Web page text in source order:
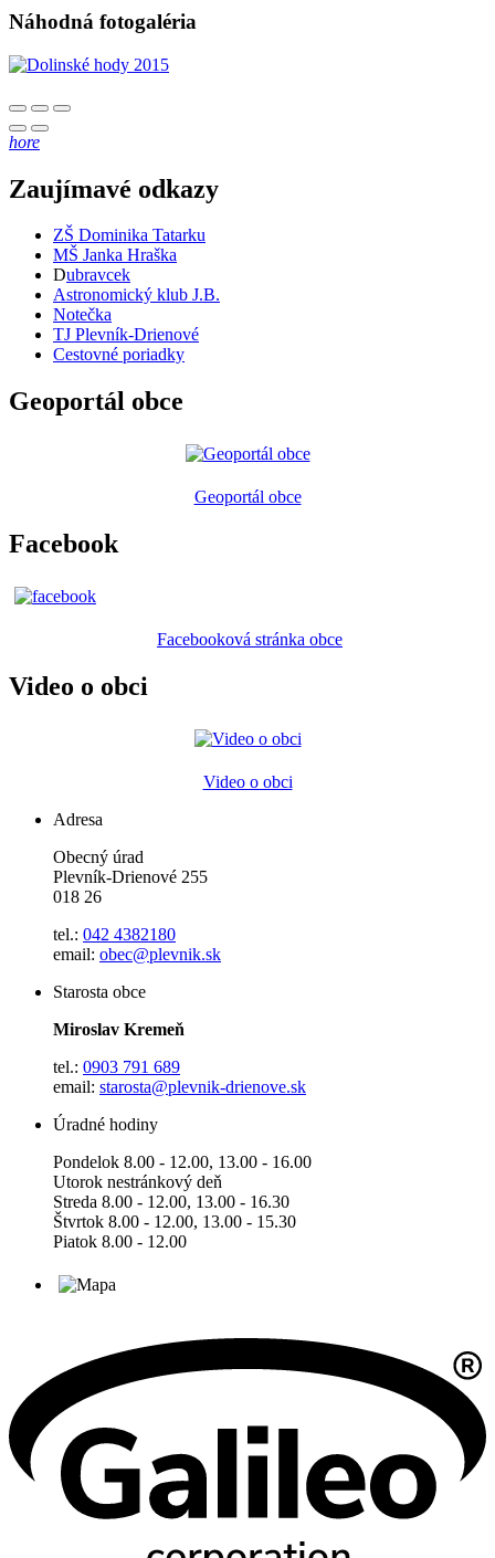
Náhodná fotogaléria
hore
Zaujímavé odkazy
ZŠ Dominika Tatarku
MŠ Janka Hraška
Dubravcek
Astronomický klub J.B.
Notečka
TJ Plevník-Drienové
Cestovné poriadky
Geoportál obce
Geoportál obce
Facebook
Facebooková stránka obce
Video o obci
Video o obci
Adresa
Obecný úrad
Plevník-Drienové 255
018 26
tel.: 042 4382180
email: obec@plevnik.sk
Starosta obce
Miroslav Kremeň
tel.: 0903 791 689
email: starosta@plevnik-drienove.sk
Úradné hodiny
Pondelok 8.00 - 12.00, 13.00 - 16.00
Utorok nestránkový deň
Streda 8.00 - 12.00, 13.00 - 16.30
Štvrtok 8.00 - 12.00, 13.00 - 15.30
Piatok 8.00 - 12.00